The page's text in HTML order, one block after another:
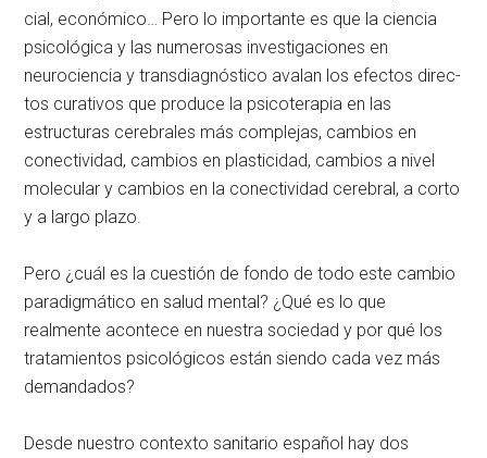
cial, económico… Pero lo impor­tante es que la ciencia
psicológi­ca y las numerosas investigacio­nes en
neurociencia y transdiag­nóstico avalan los efectos direc­
tos curativos que produce la psicoterapia en las
estructuras ce­rebrales más complejas, cambios en
conectividad, cambios en plas­ticidad, cambios a nivel
molecu­lar y cambios en la conectividad cerebral, a corto
y a largo plazo.
Pero ¿cuál es la cuestión de fon­do de todo este cambio
paradig­mático en salud mental? ¿Qué es lo que
realmente acontece en nuestra sociedad y por qué los
tra­tamientos psicológicos están sien­do cada vez más
demandados?
Desde nuestro contexto sanitario español hay dos